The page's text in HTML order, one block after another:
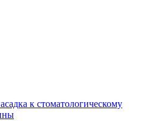
к стоматологическому